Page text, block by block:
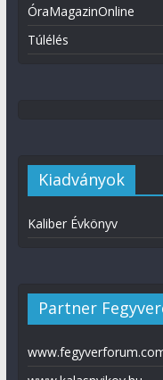
ÓraMagazinOnline
Túlélés
Kiadványok
Kaliber Évkönyv
Partner